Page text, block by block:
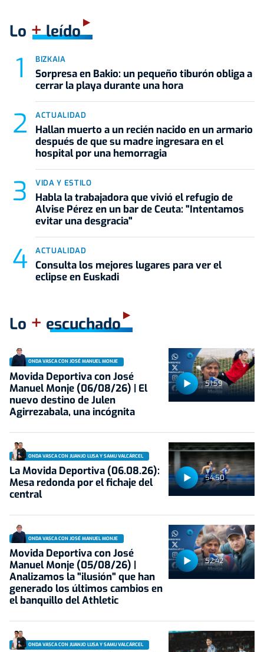
Lo +leído
BIZKAIA
Sorpresa en Bakio: un pequeño tiburón obliga a
cerrar la playa durante una hora
ACTUALIDAD
Hallan muerto a un recién nacido en un armario
después de que su madre ingresara en el
hospital por una hemorragia
VIDA Y ESTILO
Habla la trabajadora que vivió el refugio de
Alvise Pérez en un bar de Ceuta: "Intentamos
evitar una desgracia"
ACTUALIDAD
Consulta los mejores lugares para ver el
eclipse en Euskadi
Lo + escuchado
51:59
ONDA VASCA CON JOSÉ MANUEL MONJE
Movida Deportiva con José
Manuel Monje (06/08/26) | El
nuevo destino de Julen
Agirrezabala, una incógnita
54:50
ONDA VASCA CON JUANJO LUSA Y SAMU VALCÁRCEL
La Movida Deportiva (06.08.26):
Mesa redonda por el fichaje del
central
52:42
ONDA VASCA CON JOSÉ MANUEL MONJE
Movida Deportiva con José
Manuel Monje (05/08/26) |
Analizamos la "ilusión" que han
generado los últimos cambios en
el banquillo del Athletic
ONDA VASCA CON JUANJO LUSA Y SAMU VALCÁRCEL